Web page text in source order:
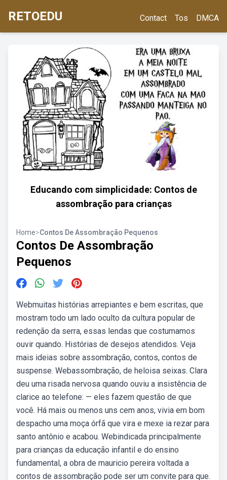
RETOEDU Contact Tos DMCA
Educando com simplicidade: Contos de
assombração para crianças
Home>Contos De Assombração Pequenos
Contos De Assombração
Pequenos
Webmuitas histórias arrepiantes e bem escritas, que
mostram todo um lado oculto da cultura popular de
redenção da serra, essas lendas que costumamos
ouvir quando. Histórias de desejos atendidos. Veja
mais ideias sobre assombração, contos, contos de
suspense. Webassombração, de heloisa seixas. Clara
deu uma risada nervosa quando ouviu a insistência de
clarice ao telefone: — eles fazem questão de que
você. Há mais ou menos uns cem anos, vivia em bom
despacho uma moça órfã que vira e mexe ia rezar para
santo antônio e acabou. Webindicada principalmente
para crianças da educação infantil e do ensino
fundamental, a obra de mauricio pereira voltada a
contos de assombração pode ser um convite para que.